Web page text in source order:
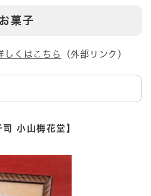
菓子
しくはこちら （外部リンク）
小山梅花堂】